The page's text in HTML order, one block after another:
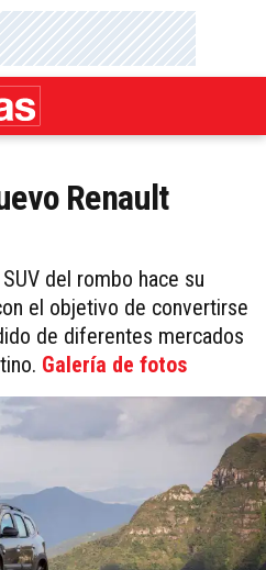
Renault
del rombo hace su
el objetivo de convertirse
de diferentes mercados
Galería de fotos